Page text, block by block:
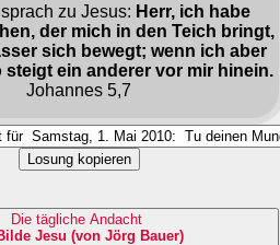
zu Jesus: Herr, ich habe
der mich in den Teich bringt,
sich bewegt; wenn ich aber
steigt ein anderer vor mir hinein.
Johannes 5,7
Losung kopieren
Die tägliche Andacht
Jesu (von Jörg Bauer)